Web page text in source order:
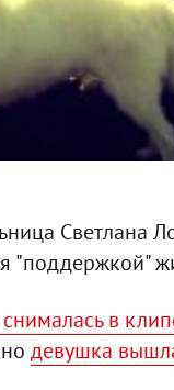
Светлана
"поддержкой"
в
девушка